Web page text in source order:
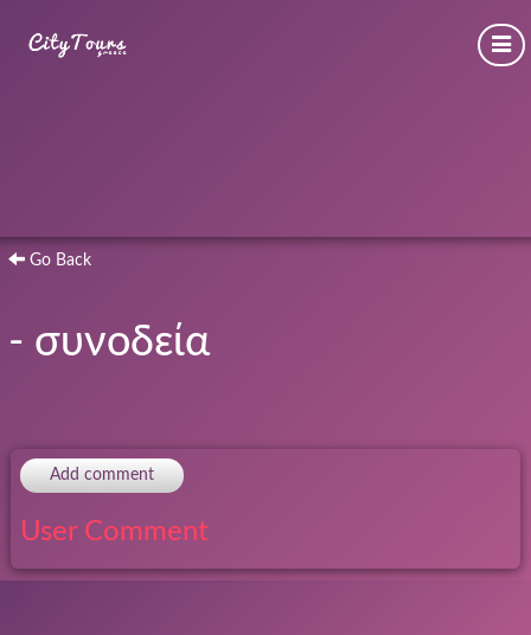
Go Back
- συνοδεία
Add comment
User Comment